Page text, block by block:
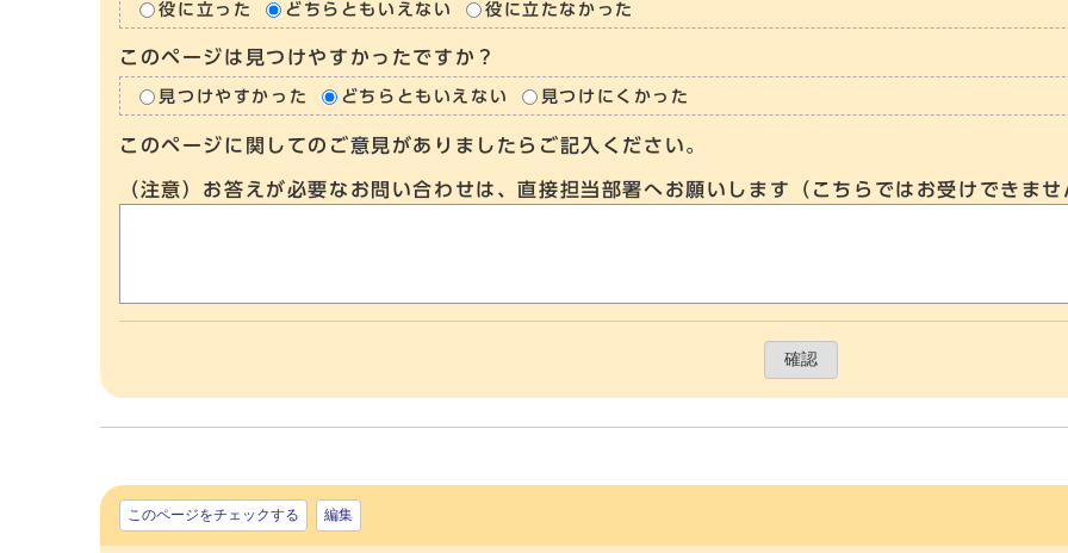
役に立った どちらともいえない 役に立たなかった
このページは見つけやすかったですか？
見つけやすかった どちらともいえない 見つけにくかった
このページに関してのご意見がありましたらご記入ください。
（注意）お答えが必要なお問い合わせは、直接担当部署へお願いします（こちらではお受けできま
確認
このページをチェックする 編集